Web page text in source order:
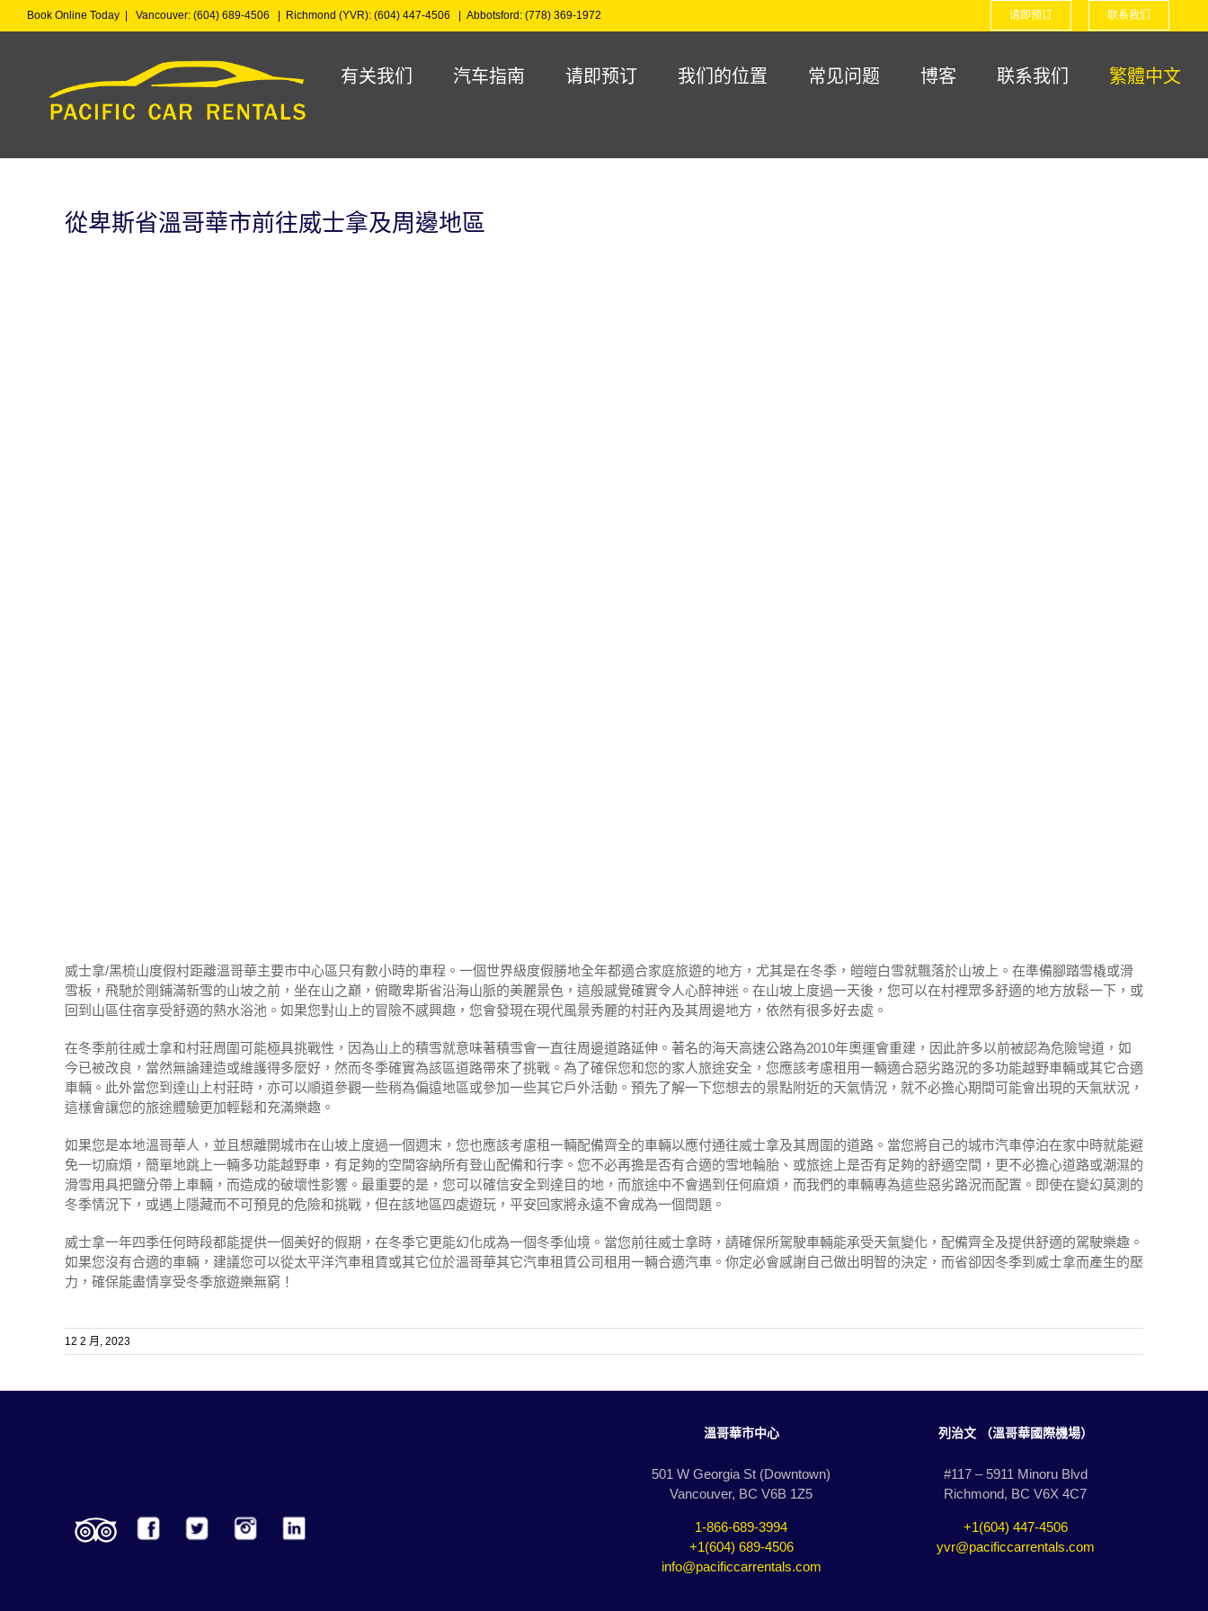
to
Book Online Today | Vancouver: (604) 689-4506 Richmond (YVR): (604) 447-4506 Abbotsford: (778) 369-1972 请即预订 联系我们
有关我们 汽车指南 请即预订 我们的位置 常见问题 博客 联系我们 繁體中文
從卑斯省溫哥華市前往威士拿及周邊地區
威士拿/黑梳山度假村距離溫哥華主要市中心區只有數小時的車程。一個世界級度假勝地全年都適合家庭旅遊的地方，尤其是在冬季，皚皚白雪就飄落於山坡上。在準備腳踏雪橇或滑
雪板，飛馳於剛鋪滿新雪的山坡之前，坐在山之巔，俯瞰卑斯省沿海山脈的美麗景色，這般感覺確實令人心醉神迷。在山坡上度過一天後，您可以在村裡眾多舒適的地方放鬆一下，或
回到山區住宿享受舒適的熱水浴池。如果您對山上的冒險不感興趣，您會發現在現代風景秀麗的村莊內及其周邊地方，依然有很多好去處。
在冬季前往威士拿和村莊周圍可能極具挑戰性，因為山上的積雪就意味著積雪會一直往周邊道路延伸。著名的海天高速公路為2010年奧運會重建，因此許多以前被認為危險彎道，如
今已被改良，當然無論建造或維護得多麼好，然而冬季確實為該區道路帶來了挑戰。為了確保您和您的家人旅途安全，您應該考慮租用一輛適合惡劣路況的多功能越野車輛或其它合適
車輛。此外當您到達山上村莊時，亦可以順道參觀一些稍為偏遠地區或參加一些其它戶外活動。預先了解一下您想去的景點附近的天氣情況，就不必擔心期間可能會出現的天氣狀況，
這樣會讓您的旅途體驗更加輕鬆和充滿樂趣。
如果您是本地溫哥華人，並且想離開城市在山坡上度過一個週末，您也應該考慮租一輛配備齊全的車輛以應付通往威士拿及其周圍的道路。當您將自己的城市汽車停泊在家中時就能避
免一切麻煩，簡單地跳上一輛多功能越野車，有足夠的空間容納所有登山配備和行李。您不必再擔是否有合適的雪地輪胎、或旅途上是否有足夠的舒適空間，更不必擔心道路或潮濕的
滑雪用具把鹽分帶上車輛，而造成的破壞性影響。最重要的是，您可以確信安全到達目的地，而旅途中不會遇到任何麻煩，而我們的車輛專為這些惡劣路況而配置。即使在變幻莫測的
冬季情況下，或遇上隱藏而不可預見的危險和挑戰，但在該地區四處遊玩，平安回家將永遠不會成為一個問題。
威士拿一年四季任何時段都能提供一個美好的假期，在冬季它更能幻化成為一個冬季仙境。當您前往威士拿時，請確保所駕駛車輛能承受天氣變化，配備齊全及提供舒適的駕駛樂趣。
如果您沒有合適的車輛，建議您可以從太平洋汽車租賃或其它位於溫哥華其它汽車租賃公司租用一輛合適汽車。你定必會感謝自己做出明智的決定，而省卻因冬季到威士拿而產生的壓
力，確保能盡情享受冬季旅遊樂無窮！
12 2 月, 2023
溫哥華市中心
501 W Georgia St (Downtown)
Vancouver, BC V6B 1Z5
1-866-689-3994
+1(604) 689-4506
info@pacificcarrentals.com
列治文 （溫哥華國際機場）
#117 – 5911 Minoru Blvd
Richmond, BC V6X 4C7
+1(604) 447-4506
yvr@pacificcarrentals.com